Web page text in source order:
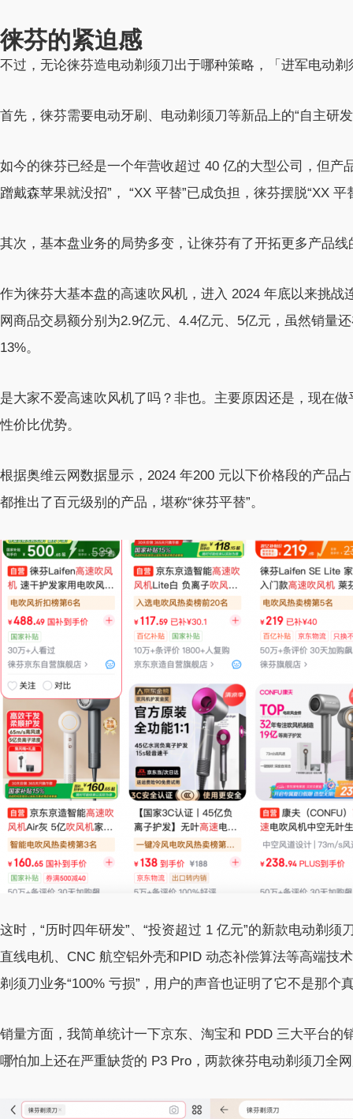
徕芬的紧迫感
不过，无论徕芬造电动剃须刀出于哪种策略，「进军电动
首先，徕芬需要电动牙刷、电动剃须刀等新品上的“自主研发
如今的徕芬已经是一个年营收超过 40 亿的大型公司，但产
蹭戴森苹果就没招”， “XX 平替”已成负担，徕芬摆脱“XX
其次，基本盘业务的局势多变，让徕芬有了开拓更多产品线
作为徕芬大基本盘的高速吹风机，进入 2024 年底以来挑
网商品交易额分别为2.9亿元、4.4亿元、5亿元，虽然销量
13%。
是大家不爱高速吹风机了吗？非也。主要原因还是，现在
性价比优势。
根据奥维云网数据显示，2024 年200 元以下价格段的产品
都推出了百元级别的产品，堪称“徕芬平替”。
这时，“历时四年研发”、“投资超过 1 亿元”的新款电动剃
直线电机、CNC 航空铝外壳和PID 动态补偿算法等高端技
剃须刀业务“100% 亏损”，用户的声音也证明了它不是那个
销量方面，我简单统计一下京东、淘宝和 PDD 三大平台
哪怕加上还在严重缺货的 P3 Pro，两款徕芬电动剃须刀全